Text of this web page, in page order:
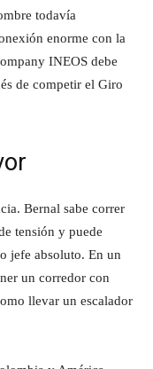
todavía
enorme con la
INEOS debe
de competir el Giro
Bernal sabe correr
tensión y puede
jefe absoluto. En un
un corredor con
llevar un escalador